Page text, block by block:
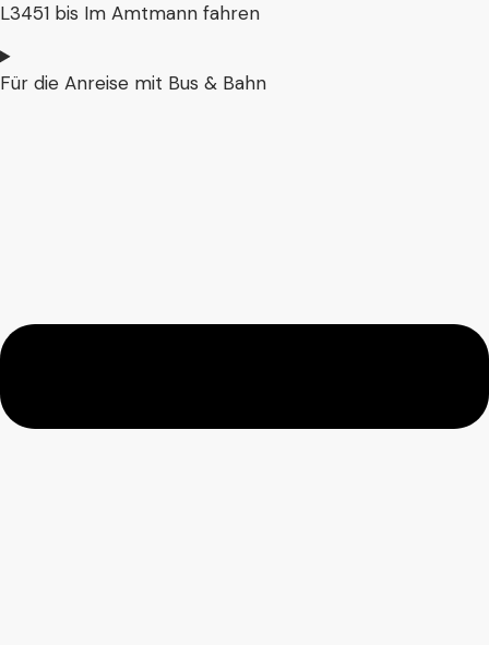
L3451 bis Im Amtmann fahren
Für die Anreise mit Bus & Bahn